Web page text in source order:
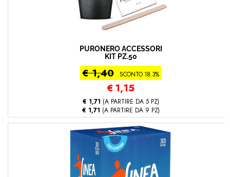
PURONERO ACCESSORI
KIT PZ.50
€ 1,40 SCONTO 18.3%
€ 1,15
€ 1,71 (A PARTIRE DA 5 PZ)
€ 1,71 (A PARTIRE DA 9 PZ)